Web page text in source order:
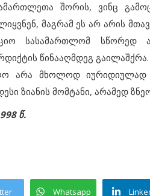
შორის, ვინც
მაგრამ ეს არ არის
სასამართლომ სწორედ
წინააღმდეგ გაილაშქრა.
არა მხოლოდ იურიდიულად
ზიანის მომტანი, არამედ
წ.
Whatsapp